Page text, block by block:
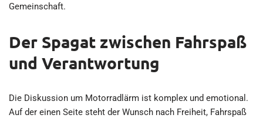
Gemeinschaft.
Der Spagat zwischen Fahrspaß
und Verantwortung
Die Diskussion um Motorradlärm ist komplex und emotional.
Auf der einen Seite steht der Wunsch nach Freiheit, Fahrspaß